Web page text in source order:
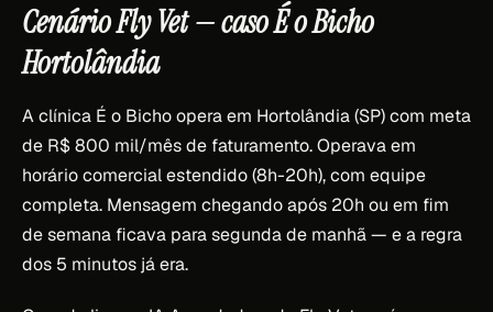
Cenário Fly Vet — caso É o Bicho
Hortolândia
A clínica É o Bicho opera em Hortolândia (SP) com meta
de R$ 800 mil/mês de faturamento. Operava em
horário comercial estendido (8h-20h), com equipe
completa. Mensagem chegando após 20h ou em fim
de semana ficava para segunda de manhã — e a regra
dos 5 minutos já era.